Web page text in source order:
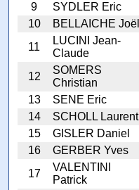
9
SYDLER Eric
10
BELLAICHE Joël
11
LUCINI Jean-
Claude
12
SOMERS
Christian
13
SENE Eric
14
SCHOLL Laurent
15
GISLER Daniel
16
GERBER Yves
17
VALENTINI
Patrick